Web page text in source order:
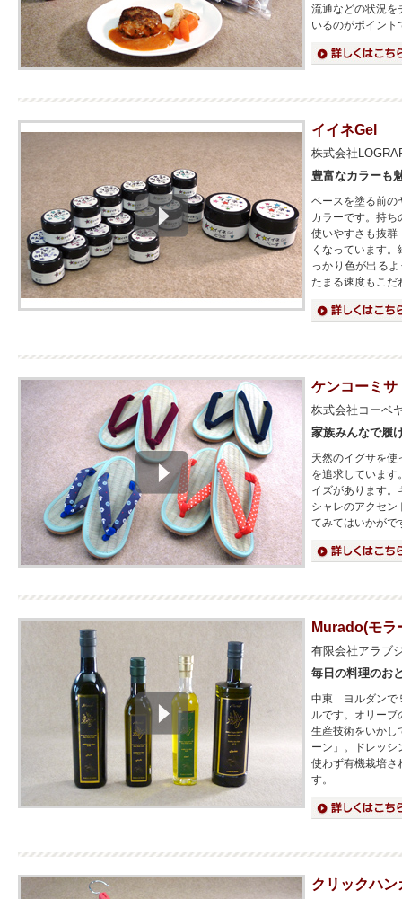
流通などの状況を
いるのがポイント
詳細はこちら
イイネGel
株式会社
豊富なカラーも
ベースを塗る前の
カラーです。持
使いやすさも抜群
くなっています
っかり色が出る
たまる速度もこだ
詳細はこちら
ケンコーミサ
株式会社コーベ
家族みんなで履
天然のイグサを
を追求していま
イズがあります
シャレのアクセ
てみてはいかがで
詳細はこちら
Murado(モラ
有限会社アラブ
毎日の料理のお
中東 ヨルダンで
ルです。オリー
生産技術をいかし
ーン」。ドレッ
使わず有機栽培さ
す。
詳細はこちら
クリックハ